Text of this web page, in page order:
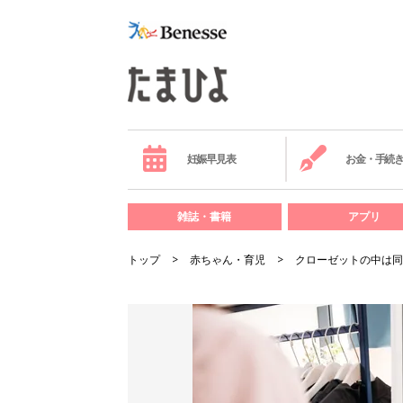
妊娠早見表 お金・手続き
雑誌・書籍 アプリ
トップ 赤ちゃん・育児 クローゼットの中は